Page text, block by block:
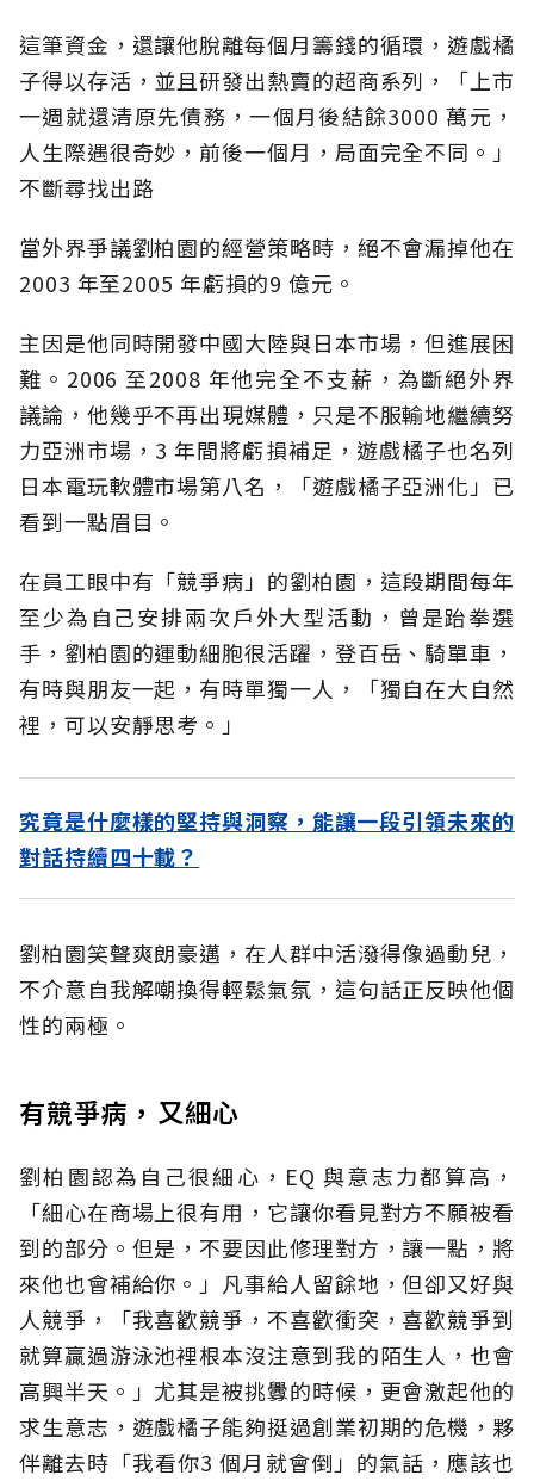
這筆資金，還讓他脫離每個月籌錢的循環，遊戲橘
子得以存活，並且研發出熱賣的超商系列，「上市
一週就還清原先債務，一個月後結餘3000 萬元，
人生際遇很奇妙，前後一個月，局面完全不同。」
不斷尋找出路
當外界爭議劉柏園的經營策略時，絕不會漏掉他在
2003 年至2005 年虧損的9 億元。
主因是他同時開發中國大陸與日本市場，但進展困
難。2006 至2008 年他完全不支薪，為斷絕外界
議論，他幾乎不再出現媒體，只是不服輸地繼續努
力亞洲市場，3 年間將虧損補足，遊戲橘子也名列
日本電玩軟體市場第八名，「遊戲橘子亞洲化」已
看到一點眉目。
在員工眼中有「競爭病」的劉柏園，這段期間每年
至少為自己安排兩次戶外大型活動，曾是跆拳選
手，劉柏園的運動細胞很活躍，登百岳、騎單車，
有時與朋友一起，有時單獨一人，「獨自在大自然
裡，可以安靜思考。」
究竟是什麼樣的堅持與洞察，能讓一段引領未來的
對話持續四十載？
劉柏園笑聲爽朗豪邁，在人群中活潑得像過動兒，
不介意自我解嘲換得輕鬆氣氛，這句話正反映他個
性的兩極。
有競爭病，又細心
劉柏園認為自己很細心，EQ 與意志力都算高，
「細心在商場上很有用，它讓你看見對方不願被看
到的部分。但是，不要因此修理對方，讓一點，將
來他也會補給你。」凡事給人留餘地，但卻又好與
人競爭，「我喜歡競爭，不喜歡衝突，喜歡競爭到
就算贏過游泳池裡根本沒注意到我的陌生人，也會
高興半天。」尤其是被挑釁的時候，更會激起他的
求生意志，遊戲橘子能夠挺過創業初期的危機，夥
伴離去時「我看你3 個月就會倒」的氣話，應該也